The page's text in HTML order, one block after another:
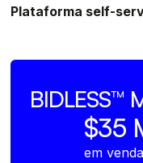
Plataforma self-
BIDLESS™
$35
em